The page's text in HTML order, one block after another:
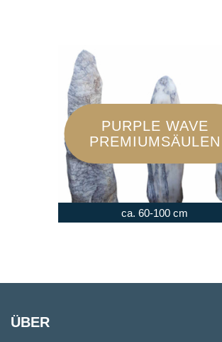
PURPLE WAVE
PREMIUMSÄULEN
ca. 60-100 cm
ÜBER